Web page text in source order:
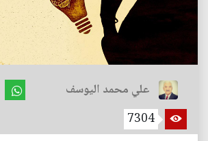
علي محمد اليوسف
7304